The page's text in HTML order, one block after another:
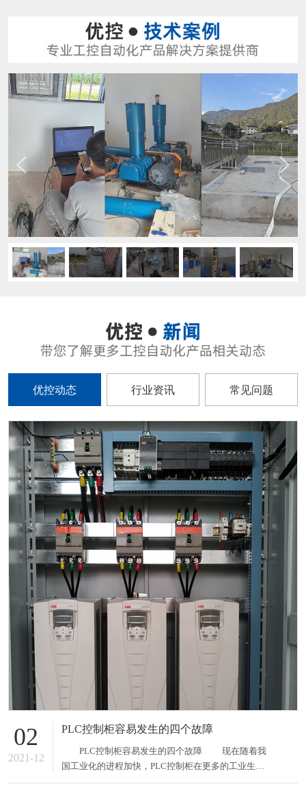
优控动态 行业资讯 常见问题
02
2021-12
PLC控制柜容易发生的四个故障
PLC控制柜容易发生的四个故障 现在随着我
国工业化的进程加快，PLC控制柜在更多的工业生产
中得到了广泛的应用，这给我们的生产生活带来了很